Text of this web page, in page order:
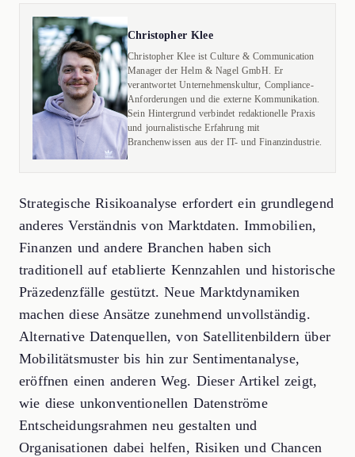
Christopher Klee
Christopher Klee ist Culture & Communication
Manager der Helm & Nagel GmbH. Er
verantwortet Unternehmenskultur, Compliance-
Anforderungen und die externe Kommunikation.
Sein Hintergrund verbindet redaktionelle Praxis
und journalistische Erfahrung mit
Branchenwissen aus der IT- und Finanzindustrie.
Strategische Risikoanalyse erfordert ein grundlegend
anderes Verständnis von Marktdaten. Immobilien,
Finanzen und andere Branchen haben sich
traditionell auf etablierte Kennzahlen und historische
Präzedenzfälle gestützt. Neue Marktdynamiken
machen diese Ansätze zunehmend unvollständig.
Alternative Datenquellen, von Satellitenbildern über
Mobilitätsmuster bis hin zur Sentimentanalyse,
eröffnen einen anderen Weg. Dieser Artikel zeigt,
wie diese unkonventionellen Datenströme
Entscheidungsrahmen neu gestalten und
Organisationen dabei helfen, Risiken und Chancen